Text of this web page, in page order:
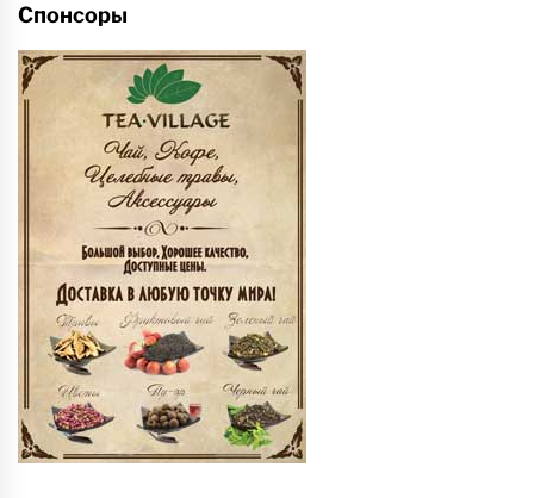
Спонсоры